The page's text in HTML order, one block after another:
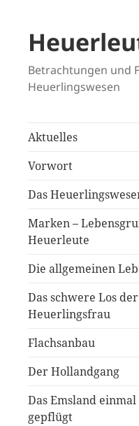
Betrachtungen und
Heuerlingswesen
Aktuelles
Vorwort
Das
Marken –
Heuerleute
Die allgemeinen
Das schwere Los der
Heuerlingsfrau
Flachsanbau
Der Hollandgang
Das Emsland
gepflügt